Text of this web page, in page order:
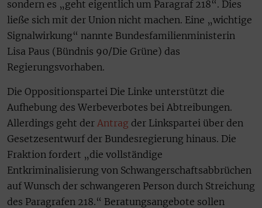
sondern es „geht eigentlich um Paragraf 218“. Dies
ließe sich mit der Union nicht machen. Eine „wichtige
Signalwirkung“ nannte Bundesfamilienministerin
Lisa Paus (Bündnis 90/Die Grüne) das
Regierungsvorhaben.
Die Oppositionspartei Die Linke unterstützt die
Aufhebung des Werbeverbotes bei Abtreibungen.
Allerdings geht der Antrag der Linkspartei über den
Gesetzesentwurf der Bundesregierung hinaus. Die
Fraktion fordert „die vollständige
Entkriminalisierung von Schwangerschaftsabbrüchen
auf Wunsch der schwangeren Person durch Streichung
des Paragrafen 218.“ Beratungsangebote sollen